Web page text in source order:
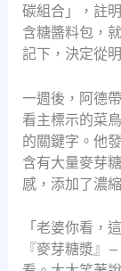
碳組合」，註
含糖醬料包，
記下，決定從
一週後，阿德
看主標示的菜
的關鍵字。他
含有大量麥芽
感，添加了濃
「老婆你看，
『麥芽糖漿』